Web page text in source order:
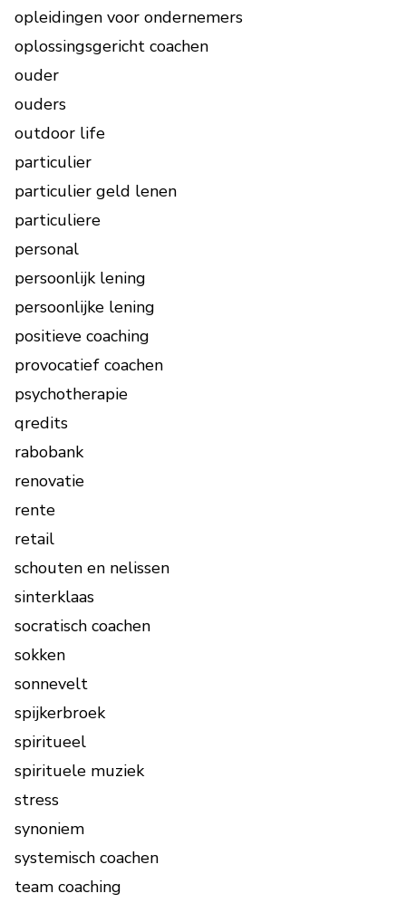
opleidingen voor ondernemers
oplossingsgericht coachen
ouder
ouders
outdoor life
particulier
particulier geld lenen
particuliere
personal
persoonlijk lening
persoonlijke lening
positieve coaching
provocatief coachen
psychotherapie
qredits
rabobank
renovatie
rente
retail
schouten en nelissen
sinterklaas
socratisch coachen
sokken
sonnevelt
spijkerbroek
spiritueel
spirituele muziek
stress
synoniem
systemisch coachen
team coaching